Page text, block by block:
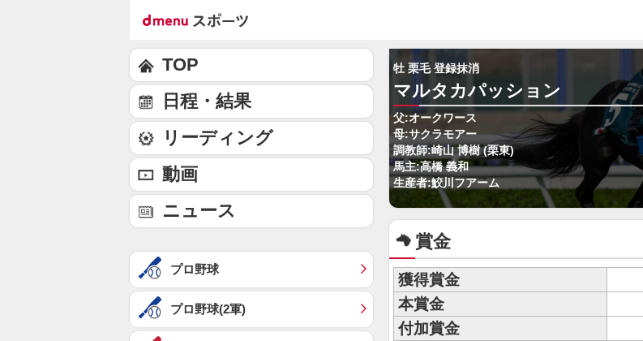
牡 栗毛 登録抹消
マルタカパッション
父:オークワース
母:サクラモアー
調教師:崎山 博樹 (栗東)
馬主:高橋 義和
生産者:鮫川フアーム
賞金
獲得賞金
本賞金
付加賞金
TOP
日程・結果
リーディング
動画
ニュース
プロ野球
プロ野球(2軍)